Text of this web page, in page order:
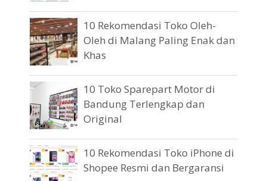
10 Rekomendasi Toko Oleh-
Oleh di Malang Paling Enak dan
Khas
10 Toko Sparepart Motor di
Bandung Terlengkap dan
Original
10 Rekomendasi Toko iPhone di
Shopee Resmi dan Bergaransi